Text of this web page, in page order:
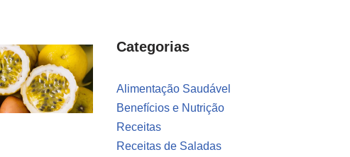
Categorias
Alimentação Saudável
Benefícios e Nutrição
Receitas
Receitas de Saladas